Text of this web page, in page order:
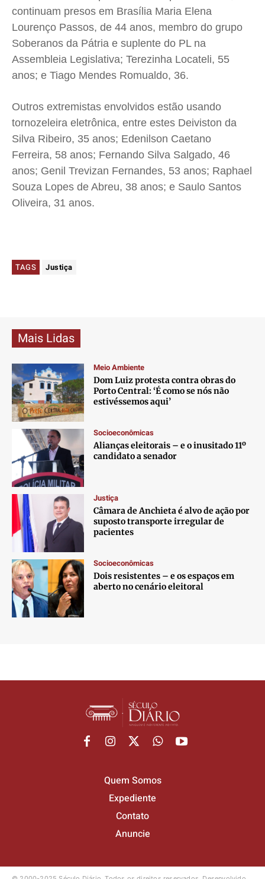
continuam presos em Brasília Maria Elena
Lourenço Passos, de 44 anos, membro do grupo
Soberanos da Pátria e suplente do PL na
Assembleia Legislativa; Terezinha Locateli, 55
anos; e Tiago Mendes Romualdo, 36.
Outros extremistas envolvidos estão usando
tornozeleira eletrônica, entre estes Deiviston da
Silva Ribeiro, 35 anos; Edenilson Caetano
Ferreira, 58 anos; Fernando Silva Salgado, 46
anos; Genil Trevizan Fernandes, 53 anos; Raphael
Souza Lopes de Abreu, 38 anos; e Saulo Santos
Oliveira, 31 anos.
TAGS Justiça
Mais Lidas
Meio Ambiente
Dom Luiz protesta contra obras do
Porto Central: ‘É como se nós não
estivéssemos aqui’
Socioeconômicas
Alianças eleitorais – e o inusitado 11º
candidato a senador
Justiça
Câmara de Anchieta é alvo de ação por
suposto transporte irregular de
pacientes
Socioeconômicas
Dois resistentes – e os espaços em
aberto no cenário eleitoral
Quem Somos
Expediente
Contato
Anuncie